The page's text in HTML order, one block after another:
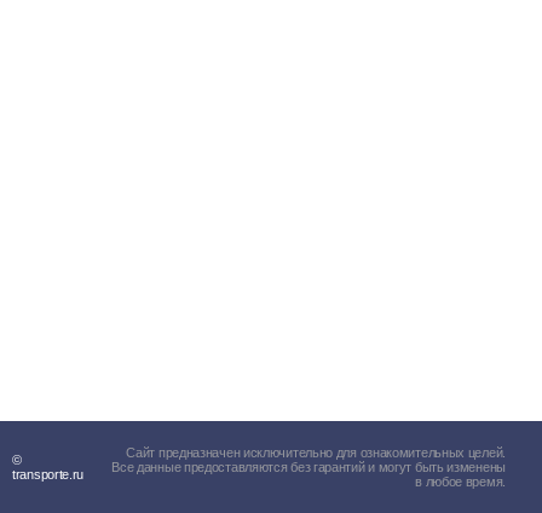
©
transporte.ru
Сайт предназначен исключительно для ознакомительных целей.
Все данные предоставляются без гарантий и могут быть изменены
в любое время.